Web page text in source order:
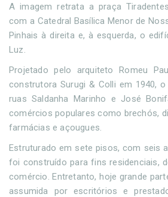
A imagem retrata a praça
com a Catedral Basílica Menor de
Pinhais à direita e, à esquerda, o
Luz.
Projetado pelo arquiteto Romeu
construtora Surugi & Colli em 1940,
ruas Saldanha Marinho e José
comércios populares como brechós,
farmácias e açougues.
Estruturado em sete pisos, com seis
foi construído para fins residenciais,
comércio. Entretanto, hoje grande
assumida por escritórios e